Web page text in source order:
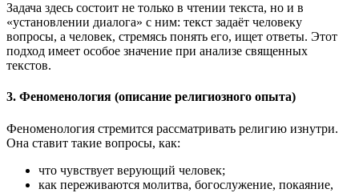
Задача здесь состоит не только в чтении текста, но и в
«установлении диалога» с ним: текст задаёт человеку
вопросы, а человек, стремясь понять его, ищет ответы. Этот
подход имеет особое значение при анализе священных
текстов.
3. Феноменология (описание религиозного опыта)
Феноменология стремится рассматривать религию изнутри.
Она ставит такие вопросы, как:
что чувствует верующий человек;
как переживаются молитва, богослужение, покаяние,